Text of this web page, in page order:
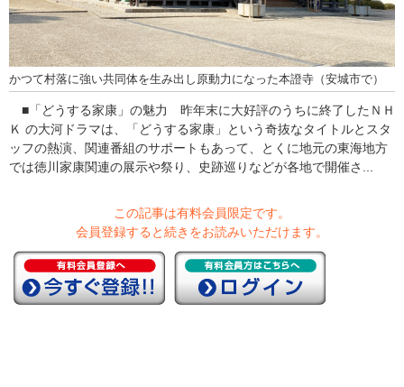
かつて村落に強い共同体を生み出し原動力になった本證寺（安城市で）
■「どうする家康」の魅力 昨年末に大好評のうちに終了したＮＨ
Ｋ の大河ドラマは、「どうする家康」という奇抜なタイトルとスタ
ッフの熱演、関連番組のサポートもあって、とくに地元の東海地方
では徳川家康関連の展示や祭り、史跡巡りなどが各地で開催さ...
この記事は有料会員限定です。
会員登録すると続きをお読みいただけます。